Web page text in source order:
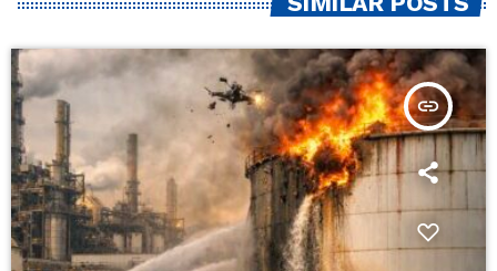
insert_link